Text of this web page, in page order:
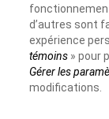
Protection
Protection
Publicité et
Publicité et
d’autres sont
expérience
témoins» pour
Gérer les
modifications.